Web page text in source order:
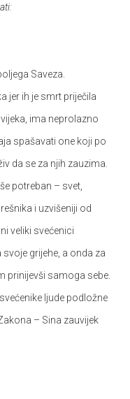
Saveza.
jer ih je smrt priječila
ima neprolazno
spašavati one koji po
da se za njih zauzima.
potreban – svet,
i uzvišeniji od
veliki svećenici
grijehe, a onda za
prinijevši samoga sebe.
ljude podložne
– Sina zauvijek